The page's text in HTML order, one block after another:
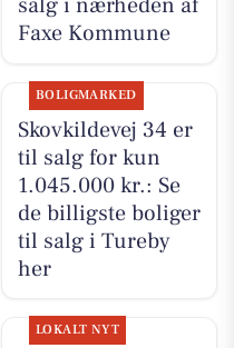
salg i nærheden af
Faxe Kommune
BOLIGMARKED
Skovkildevej 34 er
til salg for kun
1.045.000 kr.: Se
de billigste boliger
til salg i Tureby
her
LOKALT NYT